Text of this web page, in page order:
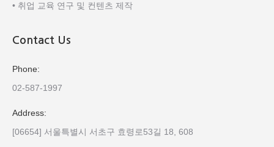
• 취업 교육 연구 및 컨텐츠 제작
Contact Us
Phone:
02-587-1997
Address:
[06654] 서울특별시 서초구 효령로53길 18, 608